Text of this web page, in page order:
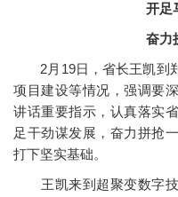
开足马
奋力拼
2月19日，省长王凯到郑
项目建设等情况，强调要
讲话重要指示，认真落实
足干劲谋发展，奋力拼抢
打下坚实基础。
王凯来到超聚变数字技